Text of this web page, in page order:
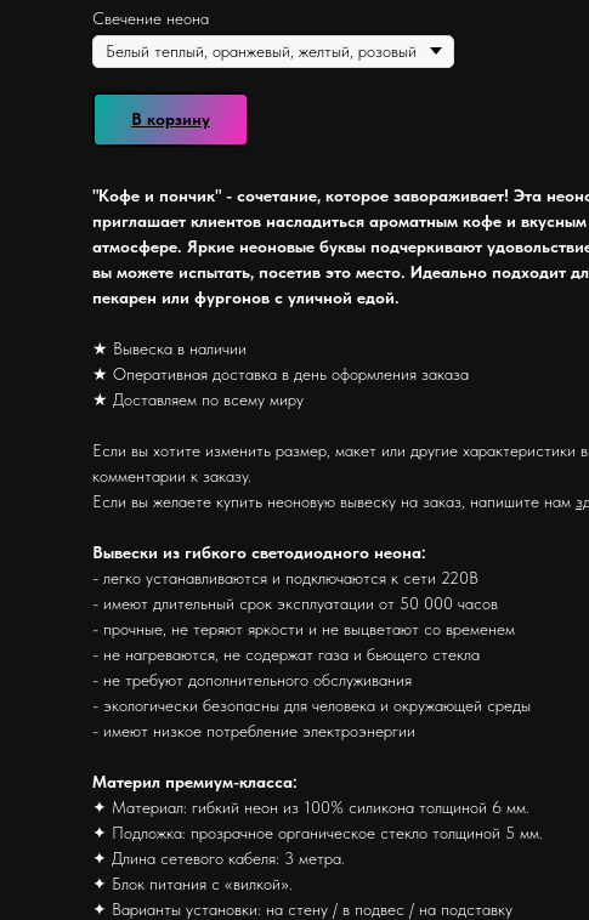
Свечение неона
В корзину
"Кофе и пончик" - сочетание, которое завораживает! Эта
приглашает клиентов насладиться ароматным кофе и
атмосфере. Яркие неоновые буквы подчеркивают
вы можете испытать, посетив это место. Идеально подходит
пекарен или фургонов с уличной едой.
★ Вывеска в наличии
★ Оперативная доставка в день оформления заказа
★ Доставляем по всему миру
Если вы хотите изменить размер, макет или другие характеристики
комментарии к заказу.
Если вы желаете купить неоновую вывеску на заказ, напишите нам
Вывески из гибкого светодиодного неона:
- легко устанавливаются и подключаются к сети 220В
- имеют длительный срок эксплуатации от 50 000 часов
- прочные, не теряют яркости и не выцветают со временем
- не нагреваются, не содержат газа и бьющего стекла
- не требуют дополнительного обслуживания
- экологически безопасны для человека и окружающей среды
- имеют низкое потребление электроэнергии
Материл премиум-класса:
✦ Материал: гибкий неон из 100% силикона толщиной 6 мм.
✦ Подложка: прозрачное органическое стекло толщиной 5 мм.
✦ Длина сетевого кабеля: 3 метра.
✦ Блок питания с «вилкой».
✦ Варианты установки: на стену / в подвес / на подставку